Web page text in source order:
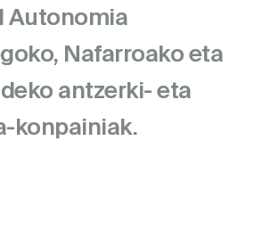
Autonomia
Nafarroako eta
antzerki- eta
konpainiak.